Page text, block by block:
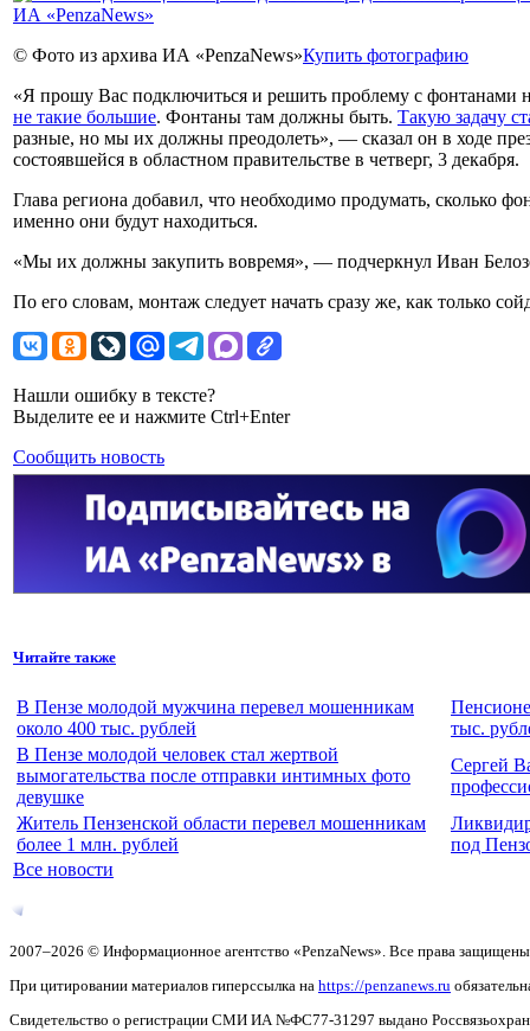
© Фото из архива ИА «PenzaNews»Купить фотографию
«Я прошу Вас подключиться и решить проблему с
не такие большие. Фонтаны там должны быть. Такую задачу
разные, но мы их должны преодолеть», — сказал он в ходе
состоявшейся в областном правительстве в четверг, 3 декабря.
Глава региона добавил, что необходимо продумать, сколько
именно они будут находиться.
«Мы их должны закупить вовремя», — подчеркнул Иван
По его словам, монтаж следует начать сразу же, как только
Нашли ошибку в тексте?
Выделите ее и нажмите Ctrl+Enter
Сообщить новость
Читайте также
В Пензе молодой мужчина перевел мошенникам
около 400 тыс. рублей
тыс.
В Пензе молодой человек стал жертвой
вымогательства после отправки интимных фото
девушке
Сергей
Житель Пензенской области перевел мошенникам
более 1 млн. рублей
под
Все новости
2007–2026 © Информационное агентство «PenzaNews». Все права
При цитировании материалов гиперссылка на https://penzanews.ru
Свидетельство о регистрации СМИ ИА №ФС77-31297 выдано